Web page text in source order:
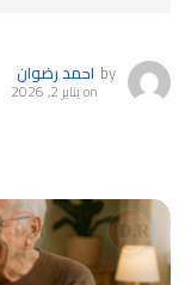
by احمد رضوان
onيناير 2, 2026